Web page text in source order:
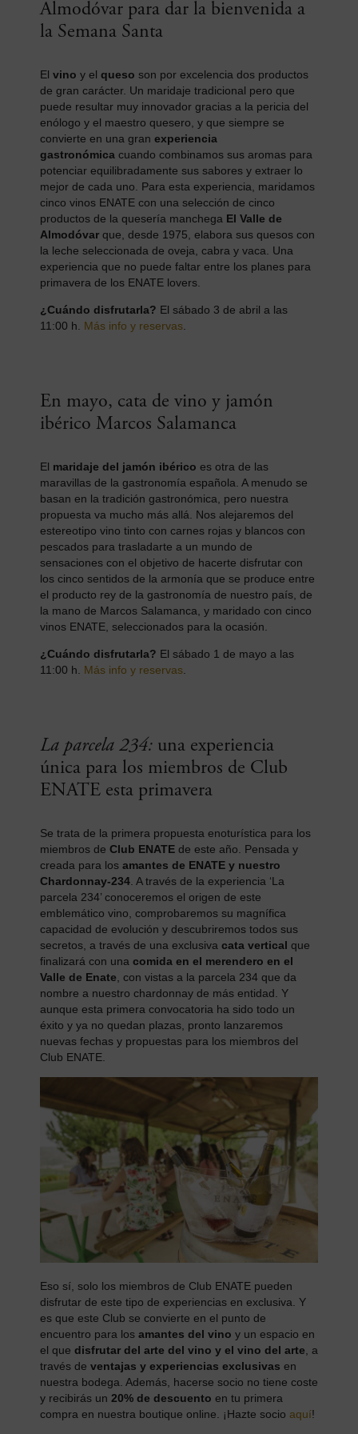
Almodóvar para dar la bienvenida a
la Semana Santa
El vino y el queso son por excelencia dos productos
de gran carácter. Un maridaje tradicional pero que
puede resultar muy innovador gracias a la pericia del
enólogo y el maestro quesero, y que siempre se
convierte en una gran experiencia
gastronómica cuando combinamos sus aromas para
potenciar equilibradamente sus sabores y extraer lo
mejor de cada uno. Para esta experiencia, maridamos
cinco vinos ENATE con una selección de cinco
productos de la quesería manchega El Valle de
Almodóvar que, desde 1975, elabora sus quesos con
la leche seleccionada de oveja, cabra y vaca. Una
experiencia que no puede faltar entre los planes para
primavera de los ENATE lovers.
¿Cuándo disfrutarla? El sábado 3 de abril a las
11:00 h. Más info y reservas
En mayo, cata de vino y jamón
ibérico Marcos Salamanca
El maridaje del jamón ibérico es otra de las
maravillas de la gastronomía española. A menudo se
basan en la tradición gastronómica, pero nuestra
propuesta va mucho más allá. Nos alejaremos del
estereotipo vino tinto con carnes rojas y blancos con
pescados para trasladarte a un mundo de
sensaciones con el objetivo de hacerte disfrutar con
los cinco sentidos de la armonía que se produce entre
el producto rey de la gastronomía de nuestro país, de
la mano de Marcos Salamanca, y maridado con cinco
vinos ENATE, seleccionados para la ocasión.
¿Cuándo disfrutarla? El sábado 1 de mayo a las
11:00 h. Más info y reservas.
La parcela 234: una experiencia
única para los miembros de Club
ENATE esta primavera
Se trata de la primera propuesta enoturística para los
miembros de Club ENATE de este año. Pensada y
creada para los amantes de ENATE y nuestro
Chardonnay-234. A través de la experiencia ‘La
parcela 234’ conoceremos el origen de este
emblemático vino, comprobaremos su magnífica
capacidad de evolución y descubriremos todos sus
secretos, a través de una exclusiva cata vertical que
finalizará con una comida en el merendero en el
Valle de Enate, con vistas a la parcela 234 que da
nombre a nuestro chardonnay de más entidad. Y
aunque esta primera convocatoria ha sido todo un
éxito y ya no quedan plazas, pronto lanzaremos
nuevas fechas y propuestas para los miembros del
Club ENATE.
Eso sí, solo los miembros de Club ENATE pueden
disfrutar de este tipo de experiencias en exclusiva. Y
es que este Club se convierte en el punto de
encuentro para los amantes del vino y un espacio en
el que disfrutar del arte del vino y el vino del arte , a
través de ventajas y experiencias exclusivas en
nuestra bodega. Además, hacerse socio no tiene coste
y recibirás un 20% de descuento en tu primera
compra en nuestra boutique online. ¡Hazte socio aquí!